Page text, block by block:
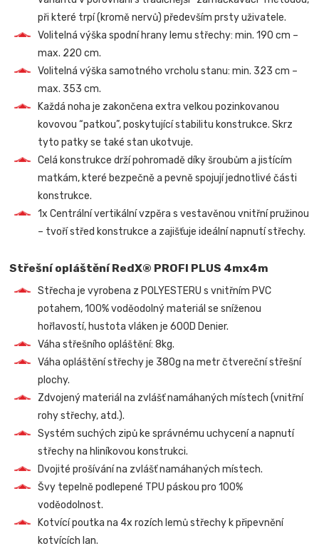
při které trpí (kromě nervů) především prsty uživatele.
Volitelná výška spodní hrany lemu střechy: min. 190 cm –
max. 220 cm.
Volitelná výška samotného vrcholu stanu: min. 323 cm –
max. 353 cm.
Každá noha je zakončena extra velkou pozinkovanou
kovovou “patkou”, poskytující stabilitu konstrukce. Skrz
tyto patky se také stan ukotvuje.
Celá konstrukce drží pohromadě díky šroubům a jistícím
matkám, které bezpečně a pevně spojují jednotlivé části
konstrukce.
1x Centrální vertikální vzpěra s vestavěnou vnitřní pružinou
– tvoří střed konstrukce a zajišťuje ideální napnutí střechy.
Střešní opláštění RedX® PROFI PLUS 4mx4m
Střecha je vyrobena z POLYESTERU s vnitřním PVC
potahem, 100% voděodolný materiál se sníženou
hořlavostí, hustota vláken je 600D Denier.
Váha střešního opláštění: 8kg.
Váha opláštění střechy je 380g na metr čtvereční střešní
plochy.
Zdvojený materiál na zvlášť namáhaných místech (vnitřní
rohy střechy, atd.).
Systém suchých zipů ke správnému uchycení a napnutí
střechy na hliníkovou konstrukci.
Dvojité prošívání na zvlášť namáhaných místech.
Švy tepelně podlepené TPU páskou pro 100%
voděodolnost.
Kotvící poutka na 4x rozích lemů střechy k připevnění
kotvících lan.